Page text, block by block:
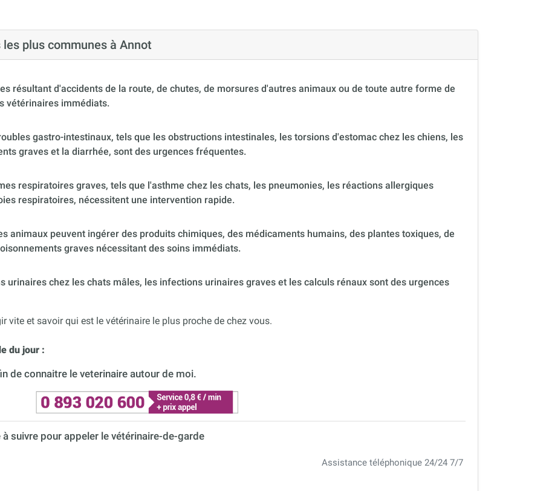
plus communes à Annot
résultant d'accidents de la route, de chutes, de morsures d'autres animaux ou de toute autre forme de
vétérinaires immédiats.
gastro-intestinaux, tels que les obstructions intestinales, les torsions d'estomac chez les chiens, les
graves et la diarrhée, sont des urgences fréquentes.
respiratoires graves, tels que l'asthme chez les chats, les pneumonies, les réactions allergiques
respiratoires, nécessitent une intervention rapide.
animaux peuvent ingérer des produits chimiques, des médicaments humains, des plantes toxiques, de
graves nécessitant des soins immédiats.
urinaires chez les chats mâles, les infections urinaires graves et les calculs rénaux sont des urgences
vite et savoir qui est le vétérinaire le plus proche de chez vous.
du jour :
de connaitre le veterinaire autour de moi.
suivre pour appeler le vétérinaire-de-garde
Assistance téléphonique 24/24 7/7